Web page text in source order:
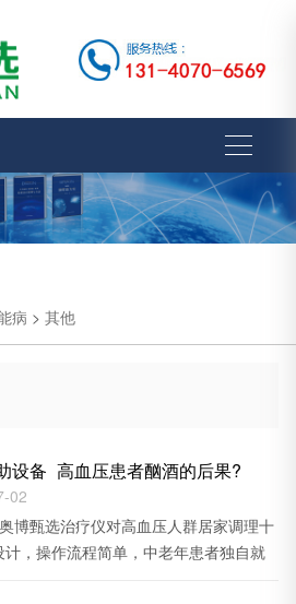
病 > 其他
设备_高血压患者酗酒的后果?
02
博甄选治疗仪对高血压人群居家调理十
，操作流程简单，中老年患者独自就